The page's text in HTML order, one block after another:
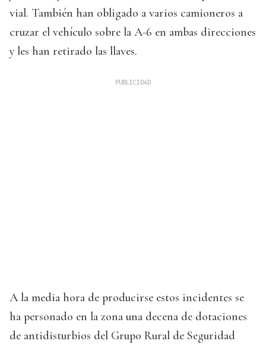
vial. También han obligado a varios camioneros a
cruzar el vehículo sobre la A-6 en ambas direcciones
y les han retirado las llaves.
A la media hora de producirse estos incidentes se
ha personado en la zona una decena de dotaciones
de antidisturbios del Grupo Rural de Seguridad